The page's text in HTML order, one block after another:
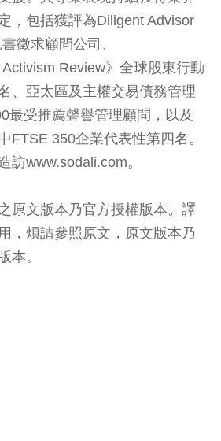
，包括獲評為Diligent Advisor
徵求顧問公司、
Review》全球股東行動
、亞太區及主權交易債務管理
最受推薦聲譽管理顧問，以及
FTSE 350企業代表性第四名。
訪www.sodali.com。
原文版本乃官方授權版本。譯
，煩請參照原文，原文版本乃
本。